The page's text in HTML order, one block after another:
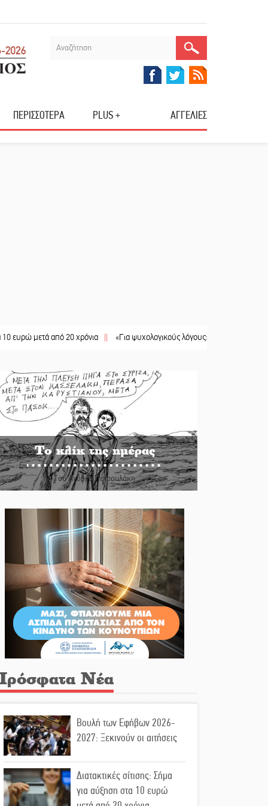
ΠΕΡΙΣΣΟΤΕΡΑ PLUS + ΑΓΓΕΛΙΕΣ
από 20 χρόνια || «Για ψυχολογικούς λόγους» κρατούσε τον νεκρό
Το κλίκ της ημέρας
Του Ανδρέα Πετρουλάκη
Νέα
Βουλή των Εφήβων 2026-
2027: Ξεκινούν οι αιτήσεις
Διατακτικές σίτισης: Σήμα
για αύξηση στα 10 ευρώ